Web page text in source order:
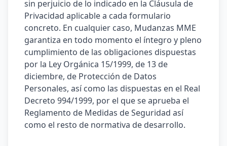
sin perjuicio de lo indicado en la Cláusula de
Privacidad aplicable a cada formulario
concreto. En cualquier caso, Mudanzas MME
garantiza en todo momento el íntegro y pleno
cumplimiento de las obligaciones dispuestas
por la Ley Orgánica 15/1999, de 13 de
diciembre, de Protección de Datos
Personales, así como las dispuestas en el Real
Decreto 994/1999, por el que se aprueba el
Reglamento de Medidas de Seguridad así
como el resto de normativa de desarrollo.